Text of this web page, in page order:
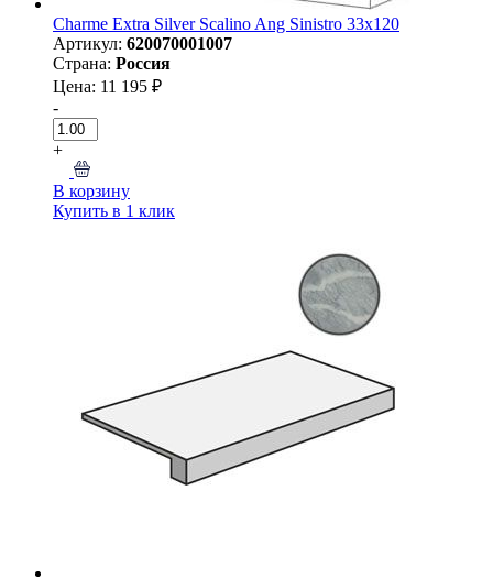
Charme Extra Silver Scalino Ang Sinistro 33x120
Артикул: 620070001007
Страна: Россия
Цена: 11 195 ₽
-
+
В корзину
Купить в 1 клик